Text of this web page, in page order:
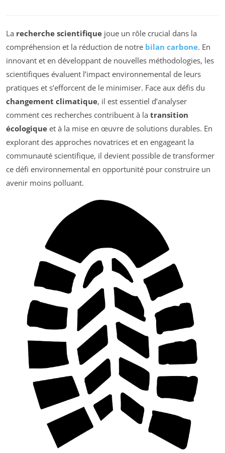
La recherche scientifique joue un rôle crucial dans la
compréhension et la réduction de notre bilan carbone. En
innovant et en développant de nouvelles méthodologies, les
scientifiques évaluent l’impact environnemental de leurs
pratiques et s’efforcent de le minimiser. Face aux défis du
changement climatique, il est essentiel d’analyser
comment ces recherches contribuent à la transition
écologique et à la mise en œuvre de solutions durables. En
explorant des approches novatrices et en engageant la
communauté scientifique, il devient possible de transformer
ce défi environnemental en opportunité pour construire un
avenir moins polluant.